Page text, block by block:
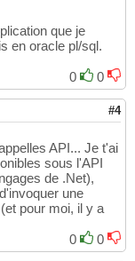
que je
en oracle pl/sql.
0
0
#4
API... Je t'ai
sous l'API
de .Net),
une
pour moi, il y a
0
0